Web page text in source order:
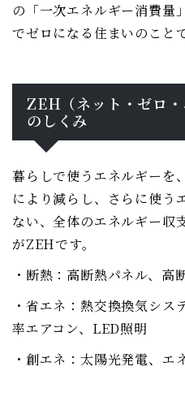
の「一次エネルギー消費量
でゼロになる住まいのことで
ZEH（ネット・ゼロ・
のしくみ
暮らしで使うエネルギーを
により減らし、さらに使う
ない、全体のエネルギー収
がZEHです。
・断熱：高断熱パネル、高
・省エネ：熱交換換気シス
率エアコン、LED照明
・創エネ：太陽光発電、エ